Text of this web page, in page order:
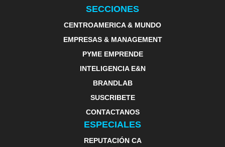
SECCIONES
CENTROAMERICA & MUNDO
EMPRESAS & MANAGEMENT
PYME EMPRENDE
INTELIGENCIA E&N
BRANDLAB
SUSCRIBETE
CONTACTANOS
ESPECIALES
REPUTACIÓN CA